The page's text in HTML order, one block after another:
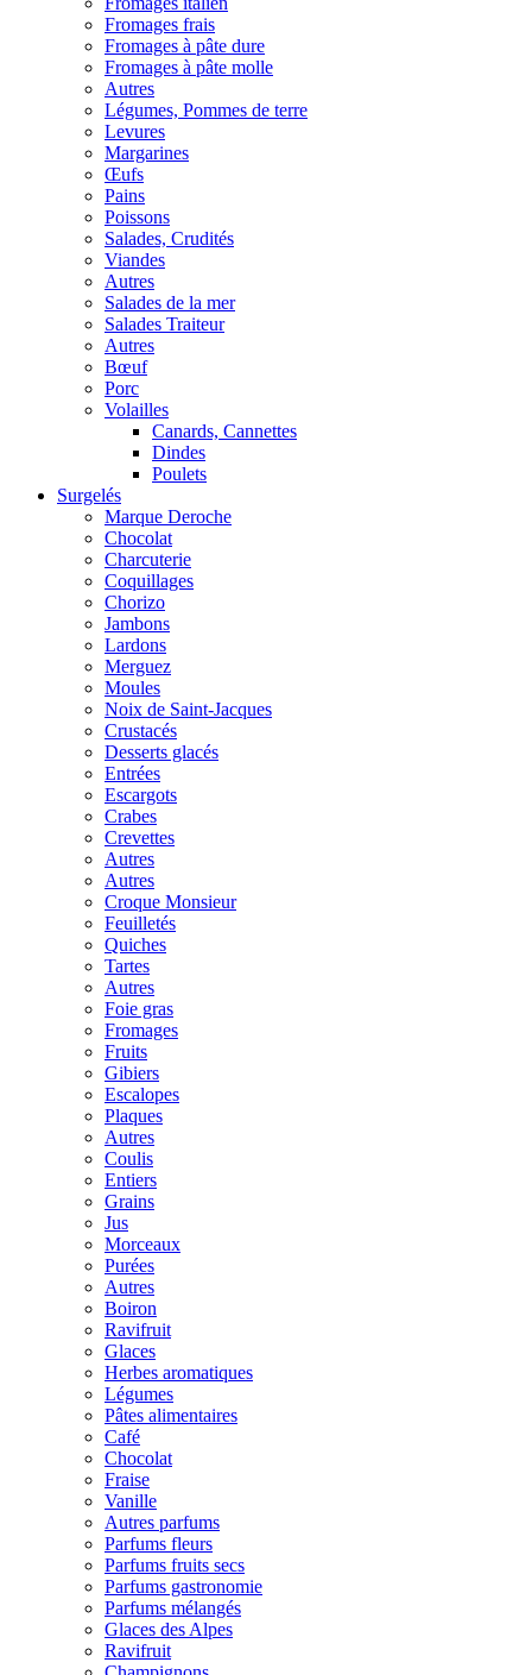
Fromages frais
Fromages à pâte dure
Fromages à pâte molle
Autres
Légumes, Pommes de terre
Levures
Margarines
Œufs
Pains
Poissons
Salades, Crudités
Viandes
Autres
Salades de la mer
Salades Traiteur
Autres
Bœuf
Porc
Volailles
Canards, Cannettes
Dindes
Poulets
Surgelés
Marque Deroche
Chocolat
Charcuterie
Coquillages
Chorizo
Jambons
Lardons
Merguez
Moules
Noix de Saint-Jacques
Crustacés
Desserts glacés
Entrées
Escargots
Crabes
Crevettes
Autres
Autres
Croque Monsieur
Feuilletés
Quiches
Tartes
Autres
Foie gras
Fromages
Fruits
Gibiers
Escalopes
Plaques
Autres
Coulis
Entiers
Grains
Jus
Morceaux
Purées
Autres
Boiron
Ravifruit
Glaces
Herbes aromatiques
Légumes
Pâtes alimentaires
Café
Chocolat
Fraise
Vanille
Autres parfums
Parfums fleurs
Parfums fruits secs
Parfums gastronomie
Parfums mélangés
Glaces des Alpes
Ravifruit